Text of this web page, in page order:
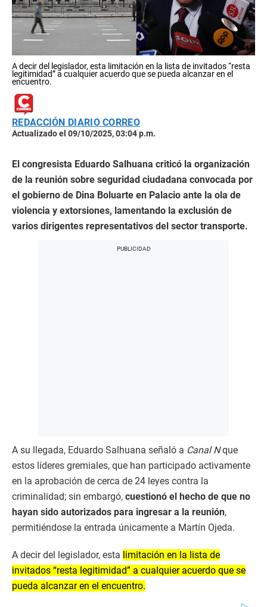
A decir del legislador, esta limitación en la lista de invitados “resta
legitimidad” a cualquier acuerdo que se pueda alcanzar en el
encuentro.
REDACCIÓN DIARIO CORREO
Actualizado el 09/10/2025, 03:04 p.m.
El congresista Eduardo Salhuana criticó la organización
de la reunión sobre seguridad ciudadana convocada por
el gobierno de Dina Boluarte en Palacio ante la ola de
violencia y extorsiones, lamentando la exclusión de
varios dirigentes representativos del sector transporte.
A su llegada, Eduardo Salhuana señaló a Canal Nque
estos líderes gremiales, que han participado activamente
en la aprobación de cerca de 24 leyes contra la
criminalidad; sin embargó, cuestionó el hecho de que no
hayan sido autorizados para ingresar a la reunión,
permitiéndose la entrada únicamente a Martín Ojeda.
A decir del legislador, esta limitación en la lista de
invitados “resta legitimidad” a cualquier acuerdo que se
pueda alcanzar en el encuentro.